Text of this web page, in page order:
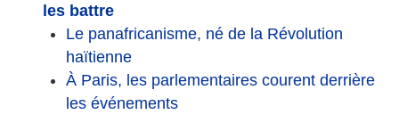
les battre
Le panafricanisme, né de la Révolution
haïtienne
À Paris, les parlementaires courent derrière
les événements